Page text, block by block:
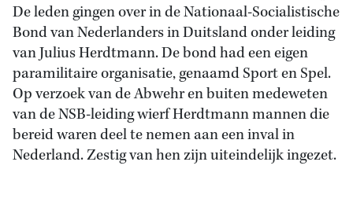
De leden gingen over in de Nationaal-Socialistische
Bond van Nederlanders in Duitsland onder leiding
van Julius Herdtmann. De bond had een eigen
paramilitaire organisatie, genaamd Sport en Spel.
Op verzoek van de Abwehr en buiten medeweten
van de NSB-leiding wierf Herdtmann mannen die
bereid waren deel te nemen aan een inval in
Nederland. Zestig van hen zijn uiteindelijk ingezet.